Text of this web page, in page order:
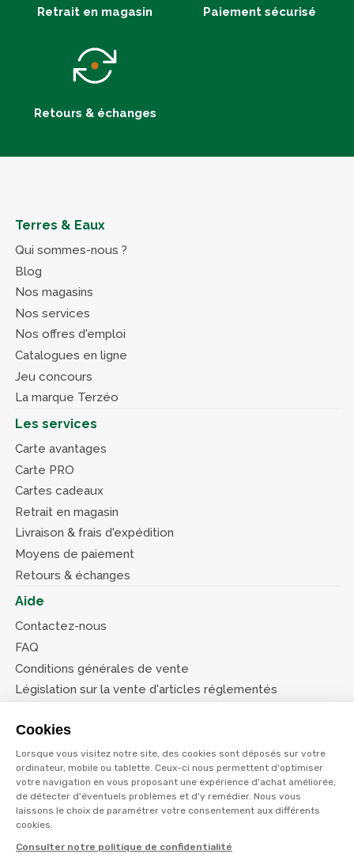
Cookies
Lorsque vous visitez notre site, des cookies sont déposés sur votre
ordinateur, mobile ou tablette. Ceux-ci nous permettent d'optimiser
votre navigation en vous proposant une expérience d'achat améliorée,
de détecter d'éventuels problèmes et d'y remédier. Nous vous
laissons le choix de paramétrer votre consentement aux différents
cookies.
Consulter notre politique de confidentialité
Retrait en magasin Paiement sécurisé
Retours & échanges
Terres & Eaux
Qui sommes-nous ?
Blog
Nos magasins
Nos services
Nos offres d'emploi
Catalogues en ligne
Jeu concours
La marque Terzéo
Les services
Carte avantages
Carte PRO
Cartes cadeaux
Retrait en magasin
Livraison & frais d'expédition
Moyens de paiement
Retours & échanges
Aide
Contactez-nous
FAQ
Conditions générales de vente
Législation sur la vente d'articles réglementés
Conditions de nos offres
Suivez-nous
© Terres et eaux 2026